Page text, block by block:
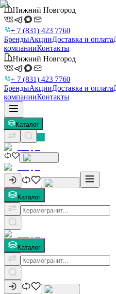
Нижний Новгород
+ 7 (831) 423 7760
БрендыАкцииДоставка и оплата
компанииКонтакты
Нижний Новгород
+ 7 (831) 423 7760
БрендыАкцииДоставка и оплата
компанииКонтакты
Каталог
Каталог
Каталог